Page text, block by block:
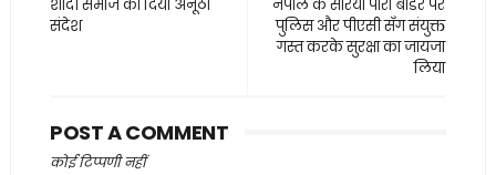
नेपाल के सरिया पारा बार्डर पर
पुलिस और पीएसी सँग संयुक्त
गस्त करके सुरक्षा का जायजा
लिया
शादी समाज को दिया अनूठा
संदेश
POST A COMMENT
कोई टिप्पणी नहीं